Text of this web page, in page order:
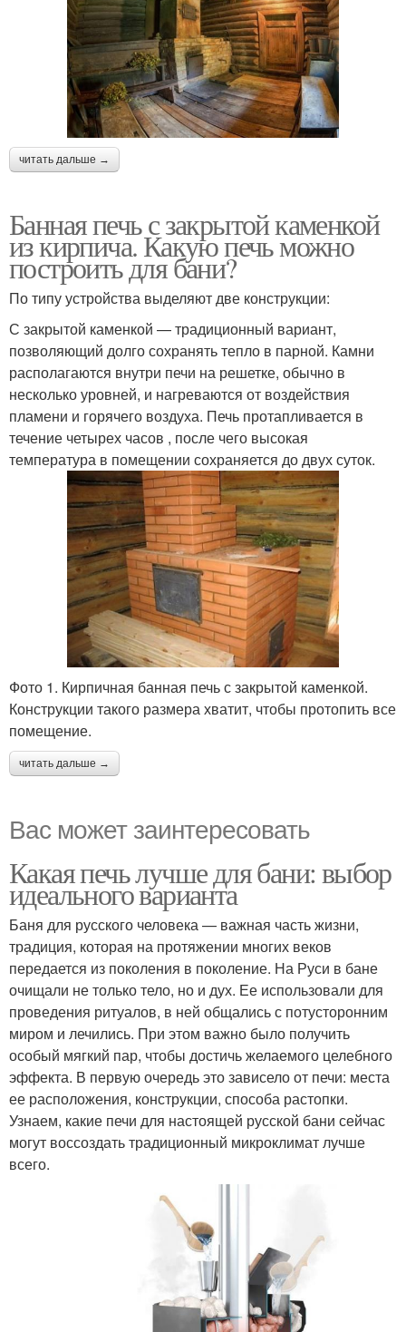
читать дальше →
Банная печь с закрытой каменкой
из кирпича. Какую печь можно
построить для бани?
По типу устройства выделяют две конструкции:
С закрытой каменкой — традиционный вариант,
позволяющий долго сохранять тепло в парной. Камни
располагаются внутри печи на решетке, обычно в
несколько уровней, и нагреваются от воздействия
пламени и горячего воздуха. Печь протапливается в
течение четырех часов , после чего высокая
температура в помещении сохраняется до двух суток.
Фото 1. Кирпичная банная печь с закрытой каменкой.
Конструкции такого размера хватит, чтобы протопить все
помещение.
читать дальше →
Вас может заинтересовать
Какая печь лучше для бани: выбор
идеального варианта
Баня для русского человека — важная часть жизни,
традиция, которая на протяжении многих веков
передается из поколения в поколение. На Руси в бане
очищали не только тело, но и дух. Ее использовали для
проведения ритуалов, в ней общались с потусторонним
миром и лечились. При этом важно было получить
особый мягкий пар, чтобы достичь желаемого целебного
эффекта. В первую очередь это зависело от печи: места
ее расположения, конструкции, способа растопки.
Узнаем, какие печи для настоящей русской бани сейчас
могут воссоздать традиционный микроклимат лучше
всего.